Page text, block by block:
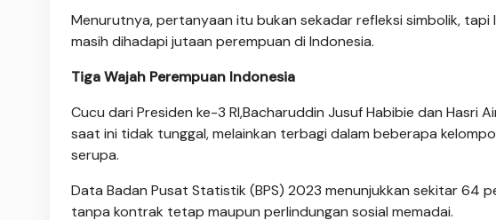
Menurutnya, pertanyaan itu bukan sekadar refleksi simbolik,
masih dihadapi jutaan perempuan di Indonesia.
Tiga Wajah Perempuan Indonesia
Cucu dari Presiden ke-3 RI,Bacharuddin Jusuf Habibie dan Hasri
saat ini tidak tunggal, melainkan terbagi dalam beberapa
serupa.
Data Badan Pusat Statistik (BPS) 2023 menunjukkan sekitar 64
tanpa kontrak tetap maupun perlindungan sosial memadai.